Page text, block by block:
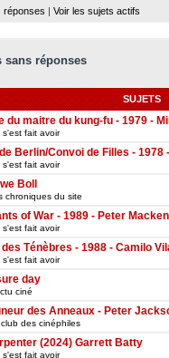
réponses | Voir les sujets actifs
sans réponses
SUJETS
du maitre du kung-fu - 1979 -
s'est fait avoir
Berlin/Convoi de Filles - 1978
s'est fait avoir
Boll
chroniques du site
of War - 1989 - Peter
s'est fait avoir
des Ténèbres - 1988 - Camilo
s'est fait avoir
day
ciné
des Anneaux - Peter
des cinéphiles
(2024) Garrett Batty
s'est fait avoir